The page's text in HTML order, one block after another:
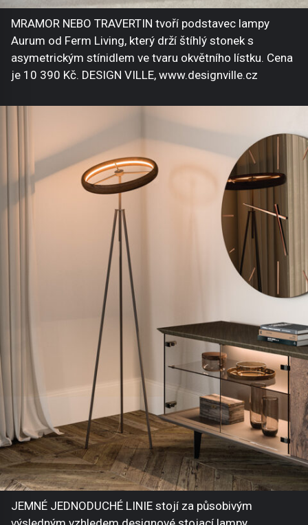
MRAMOR NEBO TRAVERTIN tvoří podstavec lampy
Aurum od Ferm Living, který drží štíhlý stonek s
asymetrickým stínidlem ve tvaru okvětního lístku. Cena
je 10 390 Kč. DESIGN VILLE, www.designville.cz
JEMNÉ JEDNODUCHÉ LINIE stojí za působivým